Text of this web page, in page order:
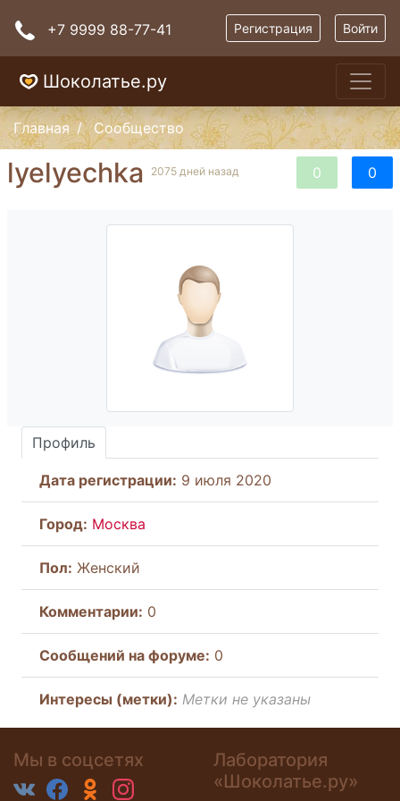
+7 9999 88-77-41 Регистрация Войти
Шоколатье.ру
Главная Сообщество
0 0
lyelyechka 2075 дней назад
Профиль
Дата регистрации: 9 июля 2020
Город: Москва
Пол: Женский
Комментарии: 0
Cообщений на форуме: 0
Интересы (метки): Метки не указаны
Мы в соцсетях
Лаборатория
«Шоколатье.ру»